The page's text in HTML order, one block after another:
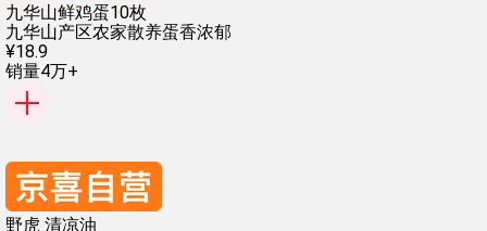
九华山鲜鸡蛋10枚
九华山产区农家散养蛋香浓郁
¥18.9
销量4万+
野虎 清凉油